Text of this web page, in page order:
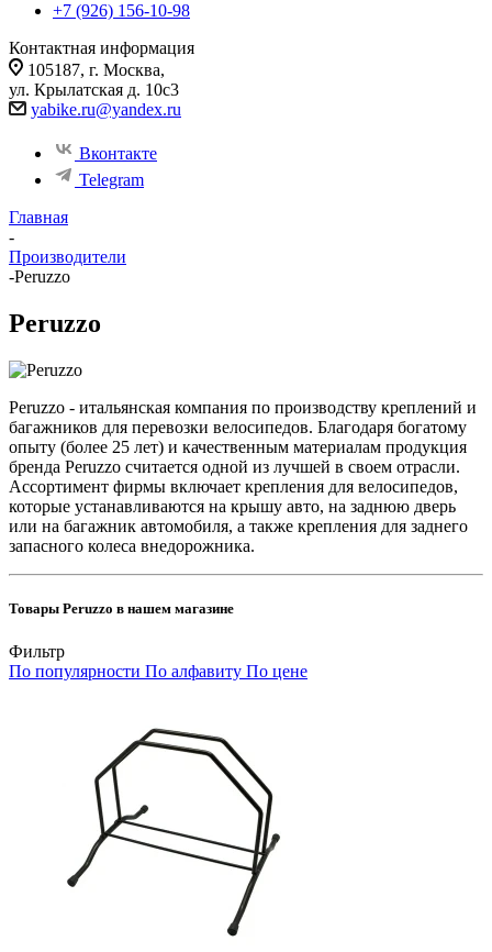
+7 (926) 156-10-98
Контактная информация
105187, г. Москва,
ул. Крылатская д. 10с3
yabike.ru@yandex.ru
Вконтакте
Telegram
Главная
-
Производители
-Peruzzo
Peruzzo
Peruzzo - итальянская компания по производству креплений и
багажников для перевозки велосипедов. Благодаря богатому
опыту (более 25 лет) и качественным материалам продукция
бренда Peruzzo считается одной из лучшей в своем отрасли.
Ассортимент фирмы включает крепления для велосипедов,
которые устанавливаются на крышу авто, на заднюю дверь
или на багажник автомобиля, а также крепления для заднего
запасного колеса внедорожника.
Товары Peruzzo в нашем магазине
Фильтр
По популярности По алфавиту По цене